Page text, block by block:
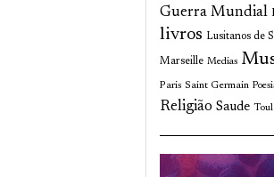
Guerra Mundial
livros Lusitanos de
Marseille Medias
Paris Saint Germain
Religião Saude